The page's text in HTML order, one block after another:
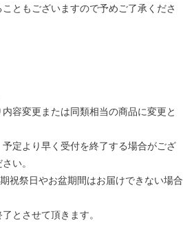
ともございますので予めご了承くださ
容変更または同類相当の商品に変更と
定より早く受付を終了する場合がござ
い。
祝祭日やお盆期間はお届けできない場合
とさせて頂きます。